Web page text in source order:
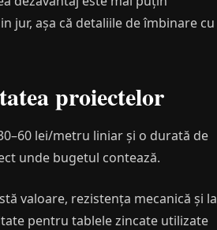
jur, așa că detaliile de îmbinare cu
proiectelor
lei/metru liniar și o durată de
unde bugetul contează.
valoare, rezistența mecanică și la
pentru tablele zincate utilizate